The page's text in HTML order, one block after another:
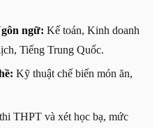
ngữ: Kế toán, Kinh doanh
Tiếng Trung Quốc.
Kỹ thuật chế biến món ăn,
THPT và xét học bạ, mức